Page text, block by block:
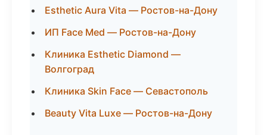
Esthetic Aura Vita — Ростов-на-Дону
ИП Face Med — Ростов-на-Дону
Клиника Esthetic Diamond —
Волгоград
Клиника Skin Face — Севастополь
Beauty Vita Luxe — Ростов-на-Дону